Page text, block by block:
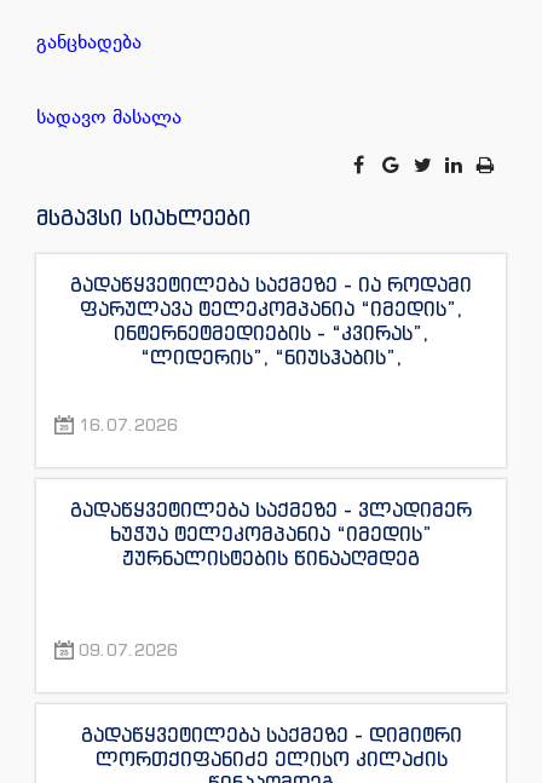
განცხადება
სადავო მასალა
მსგავსი სიახლეები
გადაწყვეტილება საქმეზე - ია როდამი
ფარულავა ტელეკომპანია “იმედის”,
ინტერნეტმედიების - “კვირას”,
“ლიდერის”, “ნიუსჰაბის”,
“ექსკლუზივტივის” ჟურნალისტების
16.07.2026
გადაწყვეტილება საქმეზე - ვლადიმერ
ხუჭუა ტელეკომპანია “იმედის”
ჟურნალისტების წინააღმდეგ
09.07.2026
გადაწყვეტილება საქმეზე - დიმიტრი
ლორთქიფანიძე ელისო კილაძის